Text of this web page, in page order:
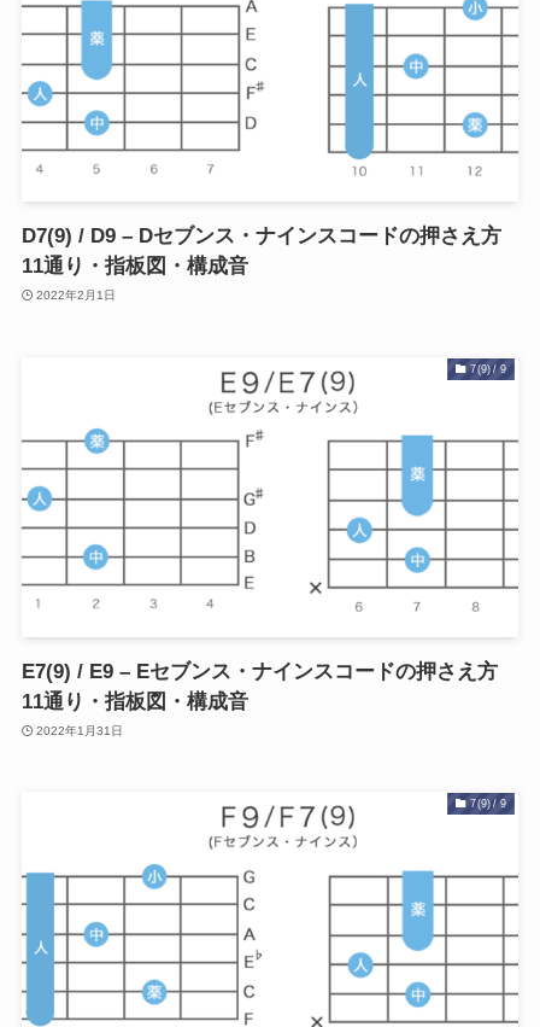
D7(9) / D9 – Dセブンス・ナインスコードの押さえ方
11通り・指板図・構成音
2022年2月1日
7(9) / 9
E7(9) / E9 – Eセブンス・ナインスコードの押さえ方
11通り・指板図・構成音
2022年1月31日
7(9) / 9